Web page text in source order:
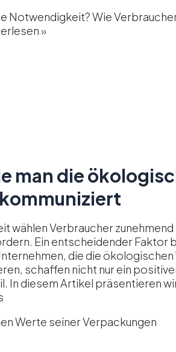
Notwendigkeit? Wie
»
man die
wählen Verbraucher zunehmend
Ein entscheidender Faktor
die die
schaffen nicht nur ein
In diesem Artikel präsentieren
Werte seiner Verpackungen